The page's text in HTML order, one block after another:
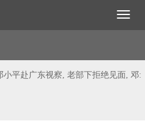
小平赴广东视察, 老部下拒绝见面, 邓: